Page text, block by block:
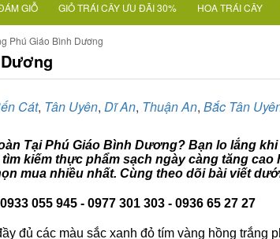
GIỖ GIỎ TRÁI CÂY ƯU ĐÃI 30% HOA TRÁI CÂY
Phú Giáo Bình Dương
Cát, Tân Uyên, Dĩ An, Thuận An, Bắc Tân
Tại Phú Giáo Bình Dương? Bạn lo lắng
kiếm thực phẩm sạch ngày càng tăng cao
mua nhiều nhất. Cùng theo dõi bài viết
055 945 - 0977 301 303 - 0936 65 27 27
đủ các màu sắc xanh đỏ tím vàng hồng trắng